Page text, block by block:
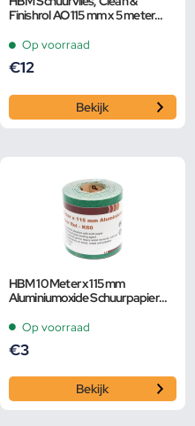
Finishrol AO 115 mm x 5 meter
Op voorraad
€12
Bekijk
HBM 10 Meter x 115 mm
Aluminiumoxide Schuurpapier
Op voorraad
€3
Bekijk